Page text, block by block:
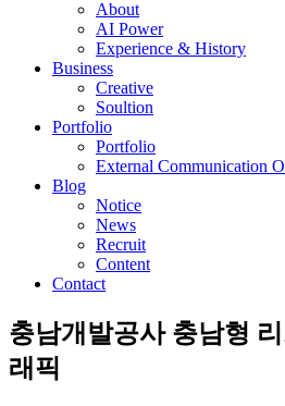
About
AI Power
Experience & History
Business
Creative
Soultion
Portfolio
Portfolio
External Communication
Blog
Notice
News
Recruit
Content
Contact
충남개발공사 충남형
래픽